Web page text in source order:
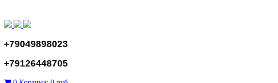
+79049898023
+79126448705